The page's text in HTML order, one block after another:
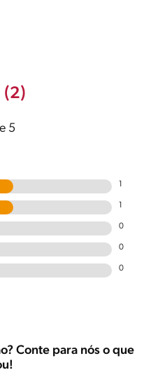
(2)
5
0
0
0
Conte para nós o que